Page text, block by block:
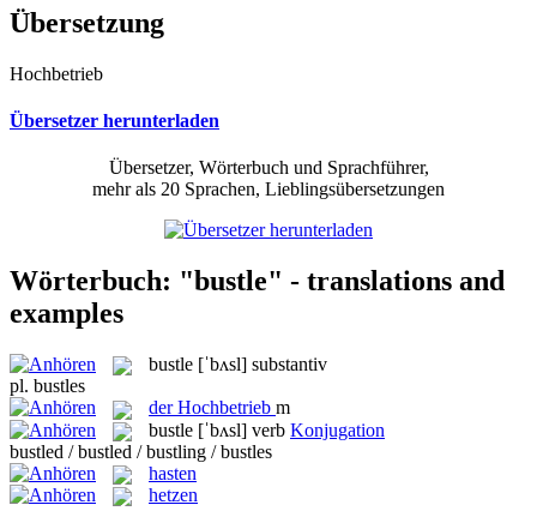
Übersetzung
Hochbetrieb
Übersetzer herunterladen
Übersetzer, Wörterbuch und Sprachführer,
mehr als 20 Sprachen, Lieblingsübersetzungen
Wörterbuch: "bustle" - translations and
examples
bustle [ˈbʌsl] substantiv
pl. bustles
derHochbetrieb m
bustle [ˈbʌsl] verb Konjugation
bustled / bustled / bustling / bustles
hasten
hetzen